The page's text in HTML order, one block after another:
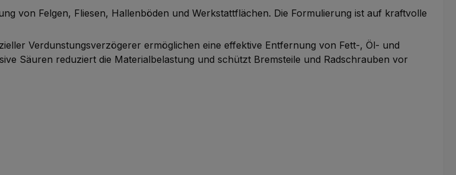
von Felgen, Fliesen, Hallenböden und Werkstattflächen. Die Formulierung ist auf kraftvolle
Verdunstungsverzögerer ermöglichen eine effektive Entfernung von Fett-, Öl- und
Säuren reduziert die Materialbelastung und schützt Bremsteile und Radschrauben vor